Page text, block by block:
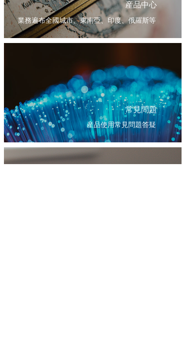
産品中心
業務遍布全國城市、東南亞、印度、俄羅斯等
常見問題
産品使用常見問題答疑